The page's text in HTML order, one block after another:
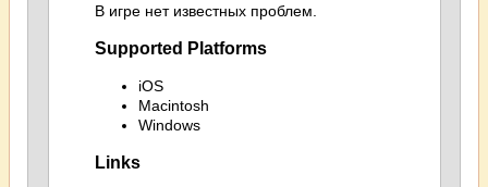
В игре нет известных проблем.
Supported Platforms
iOS
Macintosh
Windows
Links